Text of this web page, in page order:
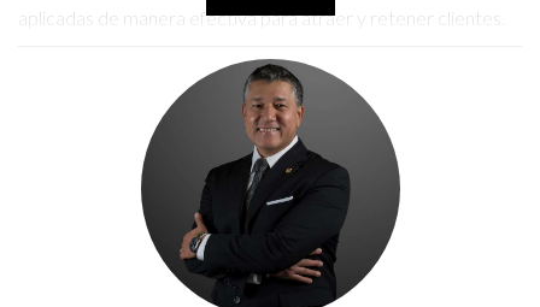
aplicadas de manera efectiva para atraer y retener clientes.
Consejos para convertirte en un agente
inmobiliario exitoso
Para navegar por el competitivo mundo inmobiliario, aquí hay
algunos consejos clave que pueden ayudarte a destacar entre
la multitud. Aplicar estos consejos no solo te permitirá ganar
más dinero, sino también construir una carrera sólida y